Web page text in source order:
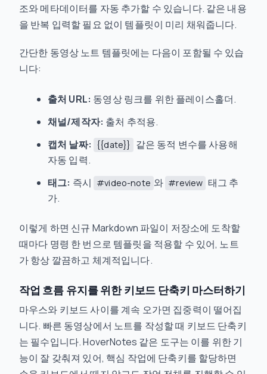
조와 메타데이터를 자동 추가할 수 있습니다. 같은 내용
을 반복 입력할 필요 없이 템플릿이 미리 채워줍니다.
간단한 동영상 노트 템플릿에는 다음이 포함될 수 있습
니다:
출처 URL: 동영상 링크를 위한 플레이스홀더.
채널/제작자: 출처 추적용.
캡처 날짜:
{{date}}
같은 동적 변수를 사용해
자동 입력.
태그: 즉시 #video-note 와 #review 태그 추
가.
이렇게 하면 신규 Markdown 파일이 저장소에 도착할
때마다 명령 한 번으로 템플릿을 적용할 수 있어, 노트
가 항상 깔끔하고 체계적입니다.
작업 흐름 유지를 위한 키보드 단축키 마스터하기
마우스와 키보드 사이를 계속 오가면 집중력이 떨어집
니다. 빠른 동영상에서 노트를 작성할 때 키보드 단축키
는 필수입니다. HoverNotes 같은 도구는 이를 위한 기
능이 잘 갖춰져 있어, 핵심 작업에 단축키를 할당하면